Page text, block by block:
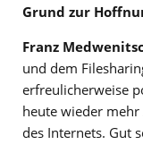
Grund zur
Franz
und dem
erfreulicherweise
heute wieder
des Internets. Gut